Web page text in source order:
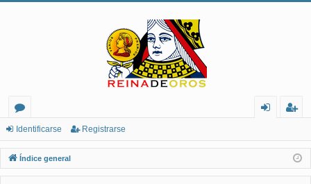
or
os
nt
ifi
ist
ra
Identificarse Registrarse
Índice general